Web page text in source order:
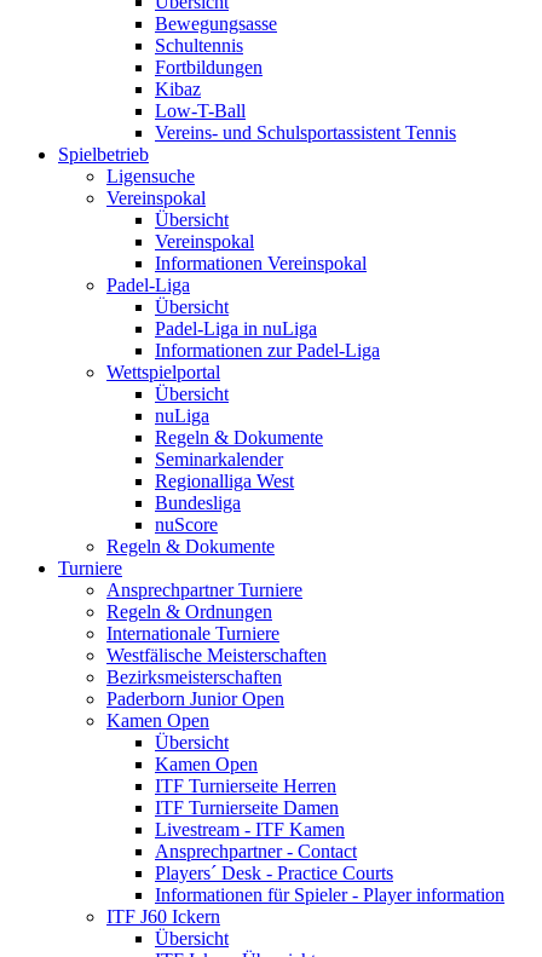
Bewegungsasse
Schultennis
Fortbildungen
Kibaz
Low-T-Ball
Vereins- und Schulsportassistent Tennis
Spielbetrieb
Ligensuche
Vereinspokal
Übersicht
Vereinspokal
Informationen Vereinspokal
Padel-Liga
Übersicht
Padel-Liga in nuLiga
Informationen zur Padel-Liga
Wettspielportal
Übersicht
nuLiga
Regeln & Dokumente
Seminarkalender
Regionalliga West
Bundesliga
nuScore
Regeln & Dokumente
Turniere
Ansprechpartner Turniere
Regeln & Ordnungen
Internationale Turniere
Westfälische Meisterschaften
Bezirksmeisterschaften
Paderborn Junior Open
Kamen Open
Übersicht
Kamen Open
ITF Turnierseite Herren
ITF Turnierseite Damen
Livestream - ITF Kamen
Ansprechpartner - Contact
Players´ Desk - Practice Courts
Informationen für Spieler - Player information
ITF J60 Ickern
Übersicht